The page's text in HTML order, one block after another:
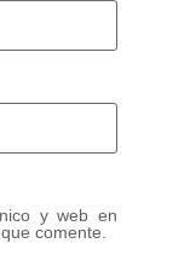
y web en
comente.